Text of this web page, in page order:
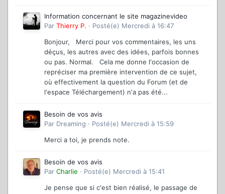
Information concernant le site magazinevideo
Par Thierry P. · Posté(e) Mercredi à 16:47
Bonjour, Merci pour vos commentaires, les uns
déçus, les autres avec des idées, parfois bonnes
ou pas. Normal. Cela me donne l'occasion de
repréciser ma première intervention de ce sujet,
où effectivement la question du Forum (et de
l'espace Téléchargement) n'a pas été...
Besoin de vos avis
Par Dreaming · Posté(e) Mercredi à 15:59
Merci a toi, je prends note.
Besoin de vos avis
Par Charlie · Posté(e) Mercredi à 15:41
Je pense que si c'est bien réalisé, le passage de